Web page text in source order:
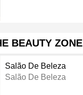
BEAUTY ZONE
Salão De Beleza
Salão De Beleza